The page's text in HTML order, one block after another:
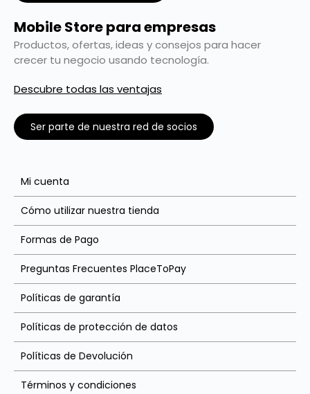
Mobile Store para empresas
Productos, ofertas, ideas y consejos para hacer
crecer tu negocio usando tecnología.
Descubre todas las ventajas
Ser parte de nuestra red de socios
Mi cuenta
Cómo utilizar nuestra tienda
Formas de Pago
Preguntas Frecuentes PlaceToPay
Políticas de garantía
Políticas de protección de datos
Políticas de Devolución
Términos y condiciones